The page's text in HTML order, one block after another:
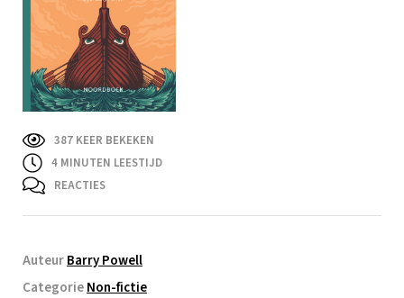
387 KEER BEKEKEN
4 MINUTEN LEESTIJD
REACTIES
AuteurBarry Powell
CategorieNon-fictie